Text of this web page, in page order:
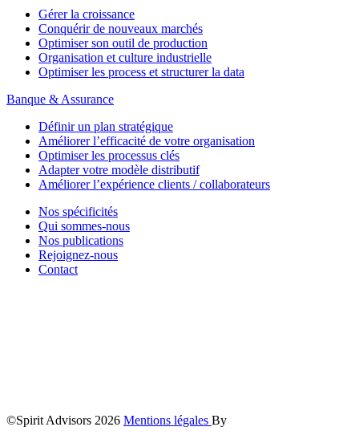
Gérer la croissance
Conquérir de nouveaux marchés
Optimiser son outil de production
Organisation et culture industrielle
Optimiser les process et structurer la data
Banque & Assurance
Définir un plan stratégique
Améliorer l’efficacité de votre organisation
Optimiser les processus clés
Adapter votre modèle distributif
Améliorer l’expérience clients / collaborateurs
Nos spécificités
Qui sommes-nous
Nos publications
Rejoignez-nous
Contact
©Spirit Advisors 2026 Mentions légales By